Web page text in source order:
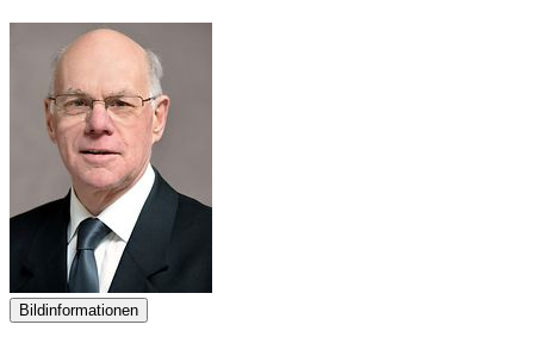
Bildinformationen